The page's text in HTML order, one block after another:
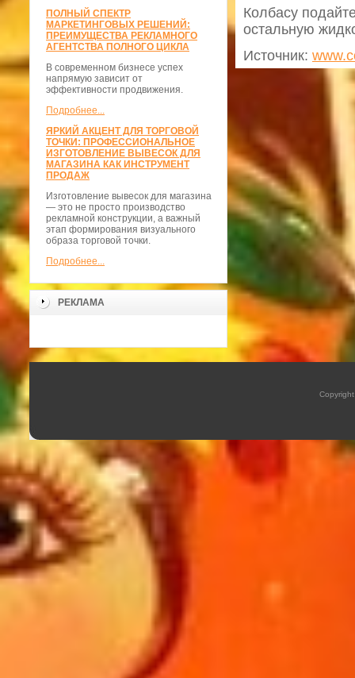
ПОЛНЫЙ СПЕКТР
МАРКЕТИНГОВЫХ РЕШЕНИЙ:
ПРЕИМУЩЕСТВА РЕКЛАМНОГО
АГЕНТСТВА ПОЛНОГО ЦИКЛА
В современном бизнесе успех
напрямую зависит от
эффективности продвижения.
Подробнее...
ЯРКИЙ АКЦЕНТ ДЛЯ ТОРГОВОЙ
ТОЧКИ: ПРОФЕССИОНАЛЬНОЕ
ИЗГОТОВЛЕНИЕ ВЫВЕСОК ДЛЯ
МАГАЗИНА КАК ИНСТРУМЕНТ
ПРОДАЖ
Изготовление вывесок для магазина
— это не просто производство
рекламной конструкции, а важный
этап формирования визуального
образа торговой точки.
Подробнее...
РЕКЛАМА
Колбасу
остальную
Источник: